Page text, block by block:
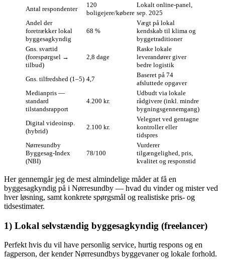
Antal respondenter
120
boligejere/købere
Lokalt online-panel,
sep. 2025
Andel der
foretrækker lokal
byggesagkyndig
68 %
Vægt på lokal
kendskab til klima og
byggetraditioner
Gns. svartid
(forespørgsel →
tilbud)
2,8 dage
Raske lokale
leverandører giver
bedre logistik
Gns. tilfredshed (1–5) 4,7
Baseret på 74
afsluttede opgaver
Medianpris —
standard
tilstandsrapport
4.200 kr.
Udbudt via lokale
rådgivere (inkl. mindre
bygningsgennemgang)
Digital videoinsp.
(hybrid)
2.100 kr.
Velegnet ved gentagne
kontroller eller
tidspres
Nørresundby
Byggesag‑Index
(NBI)
78/100
Vurderer
tilgængelighed, pris,
kvalitet og responstid
Her gennemgår jeg de mest almindelige måder at få en
byggesagkyndig på i Nørresundby — hvad du vinder og mister ved
hver løsning, samt konkrete spørgsmål og realistiske pris- og
tidsestimater.
1) Lokal selvstændig byggesagkyndig (freelancer)
Perfekt hvis du vil have personlig service, hurtig respons og en
fagperson, der kender Nørresundbys byggevaner og lokale forhold.